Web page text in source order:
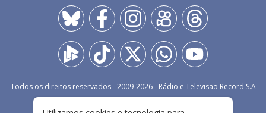
Todos os direitos reservados - 2009-2026- Rádio e Televisão Record S.A